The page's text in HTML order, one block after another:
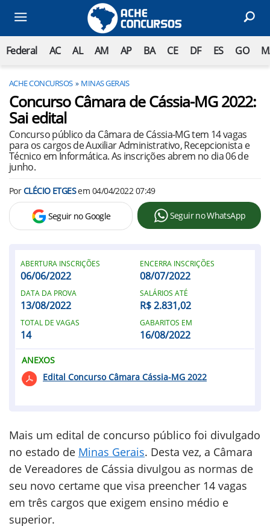
Federal AC AL AM AP BA CE DF ES GO
ACHE CONCURSOS MINAS GERAIS
Concurso Câmara de Cássia-MG 2022:
Sai edital
Concurso público da Câmara de Cássia-MG tem 14 vagas
para os cargos de Auxiliar Administrativo, Recepcionista e
Técnico em Informática. As inscrições abrem no dia 06 de
junho.
PorCLÉCIO ETGESem 04/04/2022 07:49
Seguir no Google Seguir no WhatsApp
Mais um edital de concurso público foi divulgado
no estado de Minas Gerais. Desta vez, a Câmara
de Vereadores de Cássia divulgou as normas de
seu novo certame que visa preencher 14 vagas
em três cargos que exigem ensino médio e
superior.
ABERTURA INSCRIÇÕES
06/06/2022
ENCERRA INSCRIÇÕES
08/07/2022
DATA DA PROVA
13/08/2022
SALÁRIOS ATÉ
R$ 2.831,02
TOTAL DE VAGAS
14
GABARITOS EM
16/08/2022
ANEXOS
Edital Concurso Câmara Cássia-MG 2022